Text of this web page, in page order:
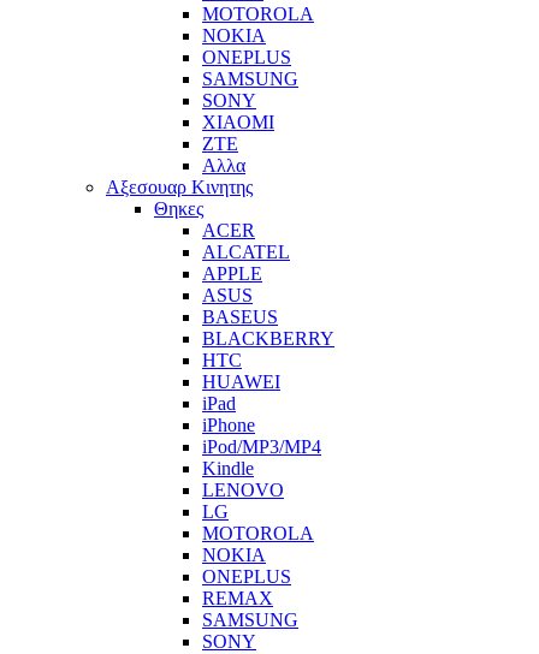
MOTOROLA
NOKIA
ONEPLUS
SAMSUNG
SONY
XIAOMI
ZTE
Αλλα
Αξεσουαρ Κινητης
Θηκες
ACER
ALCATEL
APPLE
ASUS
BASEUS
BLACKBERRY
HTC
HUAWEI
iPad
iPhone
iPod/MP3/MP4
Kindle
LENOVO
LG
MOTOROLA
NOKIA
ONEPLUS
REMAX
SAMSUNG
SONY